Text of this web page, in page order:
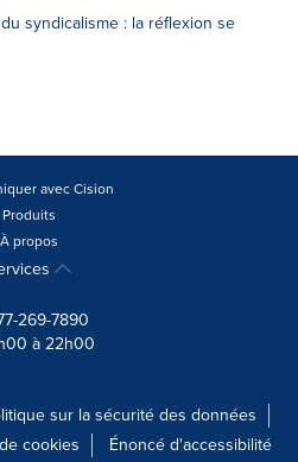
syndicalisme : la réflexion se
avec Cision
Produits
À propos
269-7890
à 22h00
sur la sécurité des données
cookies Énoncé d'accessibilité